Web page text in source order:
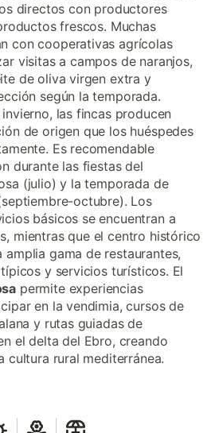
directos con productores
frescos. Muchas
con cooperativas agrícolas
visitas a campos de naranjos,
de oliva virgen extra y
según la temporada.
las fincas producen
de origen que los huéspedes
Es recomendable
durante las fiestas del
(julio) y la temporada de
octubre). Los
básicos se encuentran a
mientras que el centro histórico
gama de restaurantes,
y servicios turísticos. El
permite experiencias
en la vendimia, cursos de
y rutas guiadas de
el delta del Ebro, creando
cultura rural mediterránea.